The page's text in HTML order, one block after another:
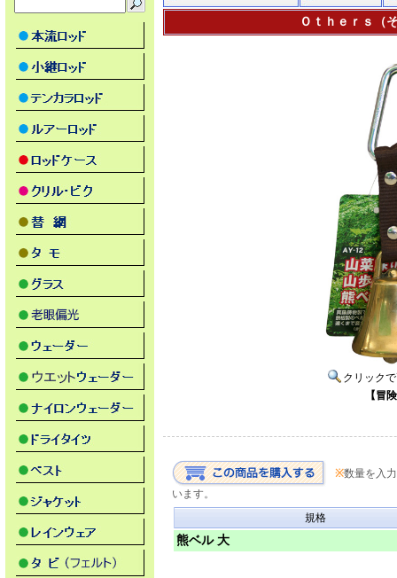
Ｏｔｈｅｒｓ（
クリック
【冒
※数量を入
います。
規格
熊ベル 大